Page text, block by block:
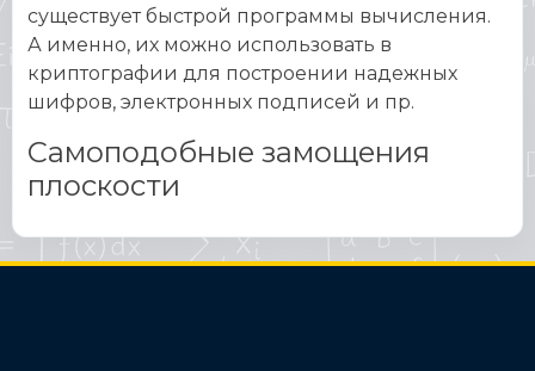
существует быстрой программы вычисления.
А именно, их можно использовать в
криптографии для построении надежных
шифров, электронных подписей и пр.
Самоподобные замощения
плоскости